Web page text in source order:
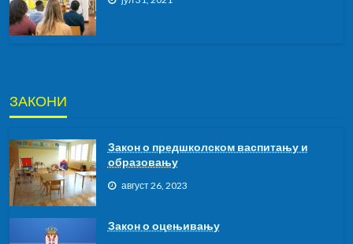
ЗАКОНИ
Закон о предшколском васпитању и
образовању
август 26, 2023
Закон о оцењивању